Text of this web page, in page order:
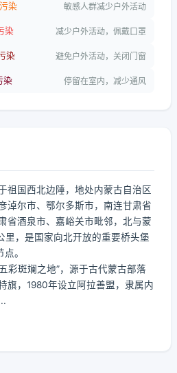
染 敏感人群减少户外活动
染 减少户外活动，佩戴口罩
染 避免户外活动，关闭门窗
染 停留在室内，减少通风
祖国西北边陲，地处内蒙古自治区
淖尔市、鄂尔多斯市，南连甘肃省
省酒泉市、嘉峪关市毗邻，北与蒙
里，是国家向北开放的重要桥头堡
。
彩斑斓之地”，源于古代蒙古部落
旗，1980年设立阿拉善盟，隶属内